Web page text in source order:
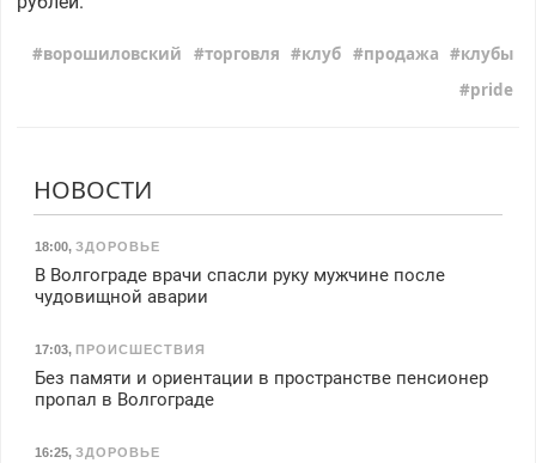
ворошиловский торговля клуб продажа
клубы
pride
НОВОСТИ
18:00, ЗДОРОВЬЕ
В Волгограде врачи спасли руку мужчине после
чудовищной аварии
17:03, ПРОИСШЕСТВИЯ
Без памяти и ориентации в пространстве пенсионер
пропал в Волгограде
16:25, ЗДОРОВЬЕ